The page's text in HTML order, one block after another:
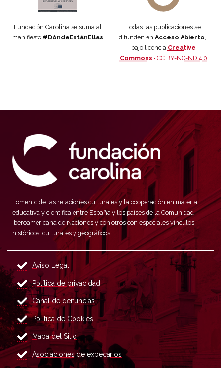
Fundación Carolina se suma al
manifiesto #DóndeEstánEllas
Todas las publicaciones se
difunden en Acceso Abierto
bajo licencia Creative
Commons · CC BY-NC-ND 4.0
Fomento de las relaciones culturales y la cooperación en materia
educativa y científica entre España y los países de la Comunidad
Iberoamericana de Naciones y con otros con especiales vínculos
históricos, culturales y geográficos.
Aviso Legal
Política de privacidad
Canal de denuncias
Política de Cookies
Mapa del Sitio
Asociaciones de exbecarios